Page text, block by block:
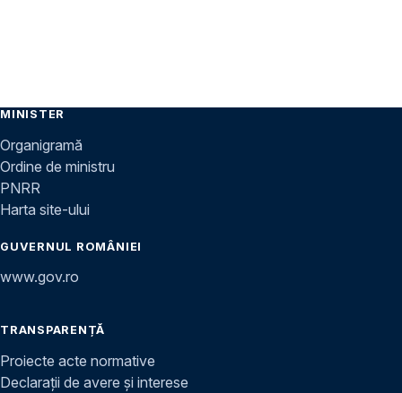
MINISTER
Organigramă
Ordine de ministru
PNRR
Harta site-ului
GUVERNUL ROMÂNIEI
www.gov.ro
TRANSPARENȚĂ
Proiecte acte normative
Declarații de avere și interese